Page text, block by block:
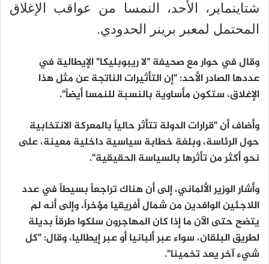
شتاينماير، الأحد، النمسا من عواقب الإغلاق
المحتمل لمعبر برينر الحدودي.
وقال في حوار مع صحيفة "لا ريبوبليكا" الإيطالية في
عددها الصادر الأحد: "إن التأثيرات الناتجة عن مثل هذا
الإغلاق، ستكون مأساوية بالنسبة للنمسا أيضاً".
وأضاف أن "قرارات الدولة تتأثر حالياً بالمعركة الانتخابية
حول الرئاسة، وبلغة خطابة سياسية داخلية معينة، على
نحو أكثر من تأثرها بالسياسة الحقيقية".
وأشار الوزير الألماني، إلى أن هناك تراجعاً بسيطاً في عدد
اللاجئين الوافدين من شمال أفريقيا مؤخراً، وإلى أنه لم
يتضح حتى الآن ما إذا كان المهاجرون سلكوا طرقاً بديلة
لطريق البلقان، سواء عبر ألبانيا أو عبر إيطاليا، وقال: "كل
شيء آخر يعد تخمينا".